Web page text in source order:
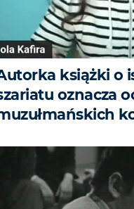
książki o
oznacza